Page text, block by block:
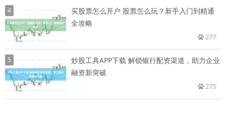
4
买股票怎么开户 股票怎么玩？新手入门到精通
全攻略
277
5
炒股工具APP下载 解锁银行配资渠道，助力企业
融资新突破
275